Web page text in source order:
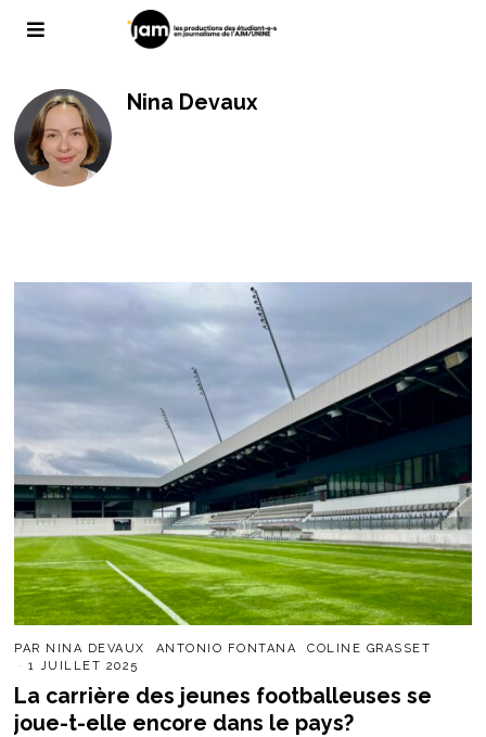
Nina Devaux
PAR NINA DEVAUX ANTONIO FONTANA
COLINE GRASSET
1 JUILLET 2025
La carrière des jeunes footballeuses se
joue-t-elle encore dans le pays?